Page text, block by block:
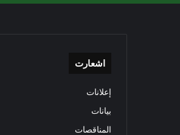
اشعارت
إعلانات
بيانات
المناقصات